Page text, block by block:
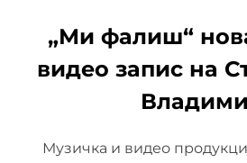
„Ми фалиш“
видео запис на
Музичка и видео